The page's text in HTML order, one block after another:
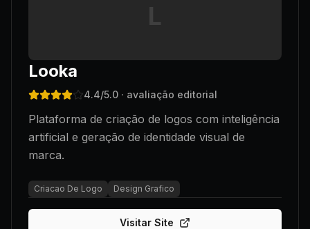
L
Looka
4.4/5.0 · avaliação editorial
Plataforma de criação de logos com inteligência
artificial e geração de identidade visual de
marca.
Criacao De Logo Design Grafico
Visitar Site